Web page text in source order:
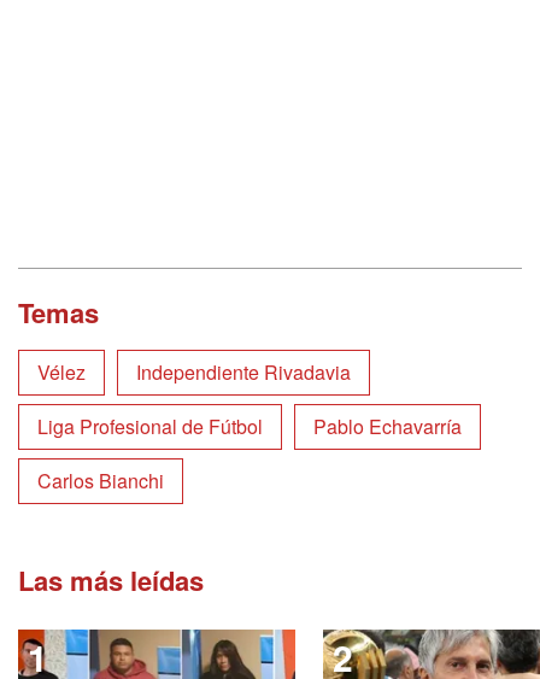
Temas
Vélez
Independiente Rivadavia
Liga Profesional de Fútbol
Pablo Echavarría
Carlos Bianchi
Las más leídas